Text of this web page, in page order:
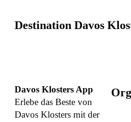
Destination Davos
Davos Klosters App
Erlebe das Beste von
Davos Klosters mit der